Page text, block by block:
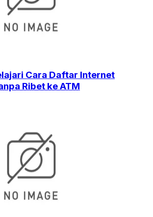
Cara Daftar Internet
Ribet ke ATM